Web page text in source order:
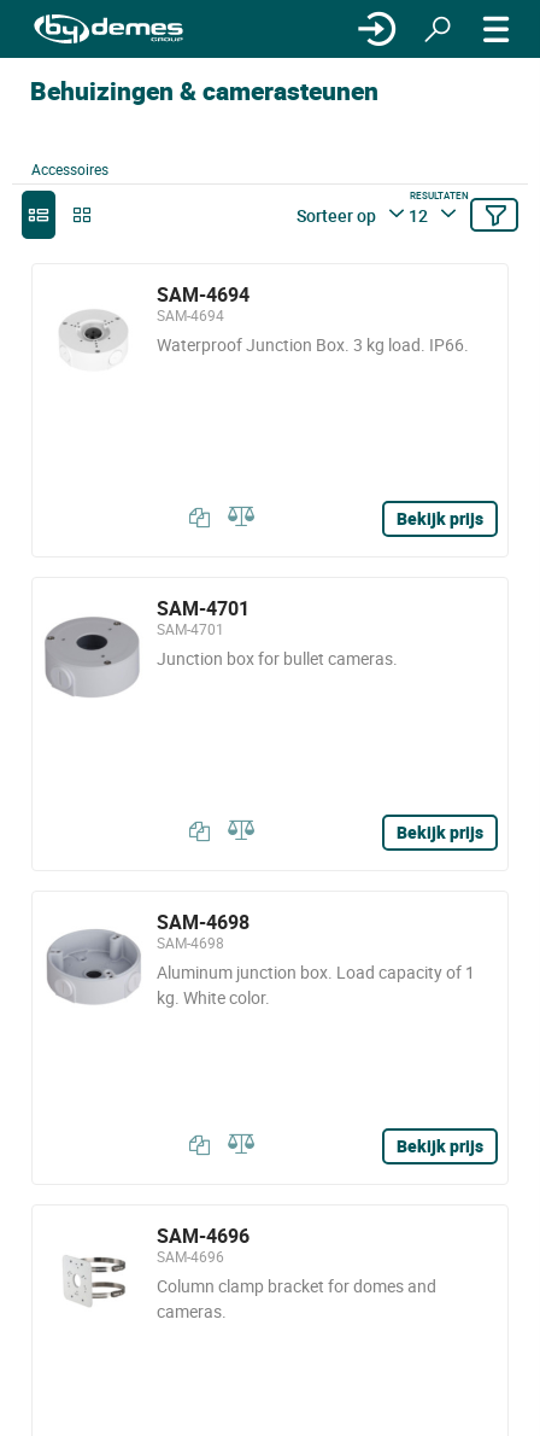
Behuizingen & camerasteunen
Accessoires
Sorteer op
RESULTATEN
12
SAM-4694
SAM-4694
Waterproof Junction Box. 3 kg load. IP66.
Bekijk prijs
SAM-4701
SAM-4701
Junction box for bullet cameras.
Bekijk prijs
SAM-4698
SAM-4698
Aluminum junction box. Load capacity of 1
kg. White color.
Bekijk prijs
SAM-4696
SAM-4696
Column clamp bracket for domes and
cameras.